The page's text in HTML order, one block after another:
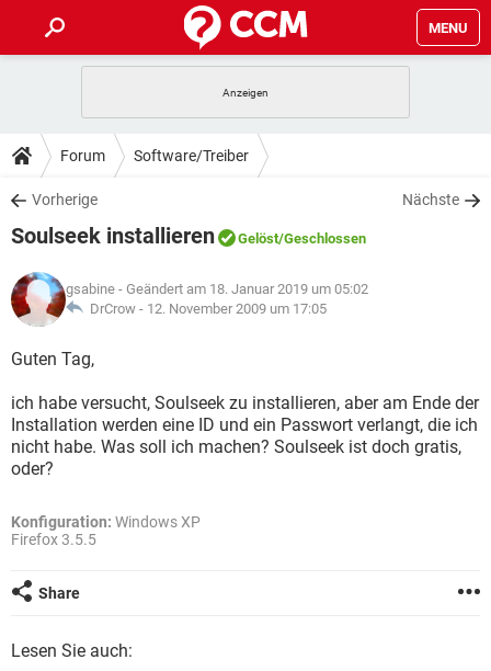
MENU
ANDROID IOS
WINDOWS 10
WHATSAPP TIKTOK
FACEBOOK
TIPPS & TRICKS
SPIELE
WHATSAPP TIKTOK
FACEBOOK
DOWNLOADS
SPIELE STREAMING
ANDROID
WINDOWS 10 INSTAGRAM
WHATSAPP
SPIELE STREAMING
ANDROID
WINDOWS 10
WHATSAPP TIKTOK
FACEBOOK HARDWARE
LEXIKON
SPIELE
WINDOWS 10 INSTAGRAM
WHATSAPP
Forum Software/Treiber
Vorherige Nächste
Soulseek installieren Gelöst/Geschlossen
gsabine - Geändert am 18. Januar 2019 um 05:02
DrCrow - 12. November 2009 um 17:05
Guten Tag,
ich habe versucht, Soulseek zu installieren, aber am Ende der
Installation werden eine ID und ein Passwort verlangt, die ich
nicht habe. Was soll ich machen? Soulseek ist doch gratis,
oder?
Konfiguration: Windows XP
Firefox 3.5.5
Share
Lesen Sie auch: